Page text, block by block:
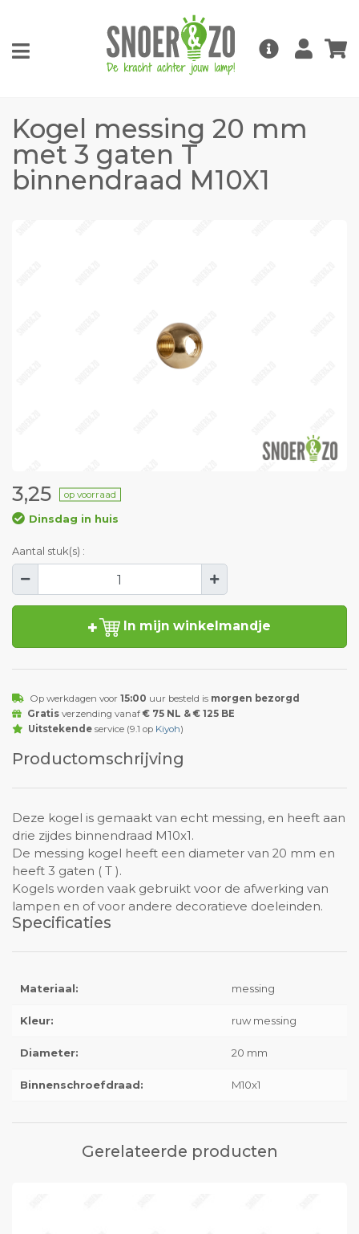
Kogel messing 20 mm
met 3 gaten T
binnendraad M10X1
3,25 op voorraad
Dinsdag in huis
Aantal stuk(s) :
In mijn winkelmandje
Op werkdagen voor 15:00 uur besteld is morgen bezorgd
Gratisverzending vanaf € 75 NL & € 125 BE
Uitstekendeservice (9.1 op Kiyoh)
Productomschrijving
Deze kogel is gemaakt van echt messing, en heeft aan
drie zijdes binnendraad M10x1.
De messing kogel heeft een diameter van 20 mm en
heeft 3 gaten ( T ).
Kogels worden vaak gebruikt voor de afwerking van
lampen en of voor andere decoratieve doeleinden.
Specificaties
Materiaal: messing
Kleur: ruw messing
Diameter: 20 mm
Binnenschroefdraad: M10x1
Gerelateerde producten